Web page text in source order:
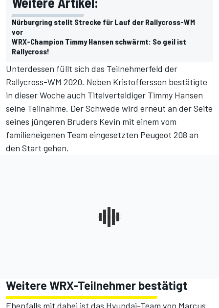
Nürburgring stellt Strecke für Lauf der Rallycross-WM
vor
WRX-Champion Timmy Hansen schwärmt: So geil ist
Rallycross!
Unterdessen füllt sich das Teilnehmerfeld der
Rallycross-WM 2020. Neben Kristoffersson bestätigte
in dieser Woche auch Titelverteidiger Timmy Hansen
seine Teilnahme. Der Schwede wird erneut an der Seite
seines jüngeren Bruders Kevin mit einem vom
familieneigenen Team eingesetzten Peugeot 208 an
den Start gehen.
Weitere WRX-Teilnehmer bestätigt
Ebenfalls mit dabei ist das Hyundai-Team von Marcus